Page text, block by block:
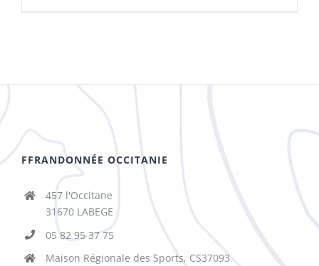
FFRANDONNÉE OCCITANIE
457 l'Occitane
31670 LABEGE
05 82 95 37 75
Maison Régionale des Sports, CS37093